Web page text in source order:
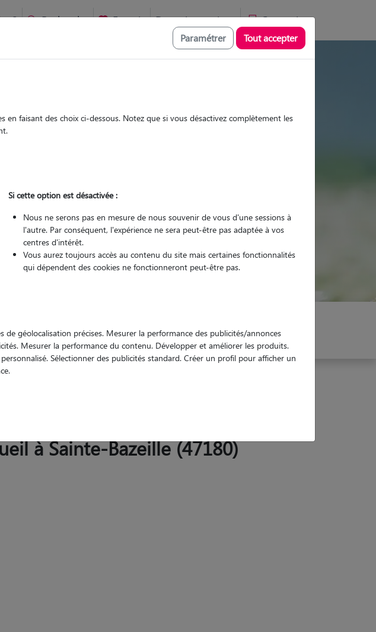
? Recherche Favoris Devenir pet sitter Connexion
famille ou à domicile, visites et promenades
Garde Promenades
Pour quel animal ?
Trouver mon Pet Sitter
à Sainte-Bazeille (47180)
Paramétrer Tout accepter
faisant des choix ci-dessous. Notez que si vous désactivez complètement les
Si cette option est désactivée :
Nous ne serons pas en mesure de nous souvenir de vous d'une sessions à
l'autre. Par conséquent, l'expérience ne sera peut-être pas adaptée à vos
centres d'intérêt.
Vous aurez toujours accès au contenu du site mais certaines fonctionnalités
qui dépendent des cookies ne fonctionneront peut-être pas.
géolocalisation précises. Mesurer la performance des publicités/annonces
Mesurer la performance du contenu. Développer et améliorer les produits.
Sélectionner des publicités standard. Créer un profil pour afficher un